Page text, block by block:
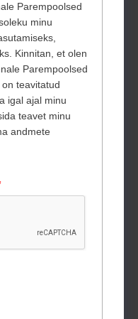
Parempoolsed
minu
Kinnitan, et olen
Parempoolsed
teavitatud
igal ajal minu
teavet minu
andmete